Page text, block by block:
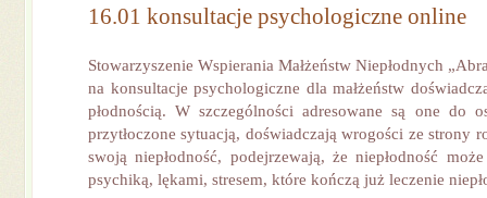
16.01 konsultacje psychologiczne online
Stowarzyszenie Wspierania Małżeństw Niepłodnych
na konsultacje psychologiczne dla małżeństw
płodnością. W szczególności adresowane są one do
przytłoczone sytuacją, doświadczają wrogości ze strony
swoją niepłodność, podejrzewają, że niepłodność
psychiką, lękami, stresem, które kończą już leczenie